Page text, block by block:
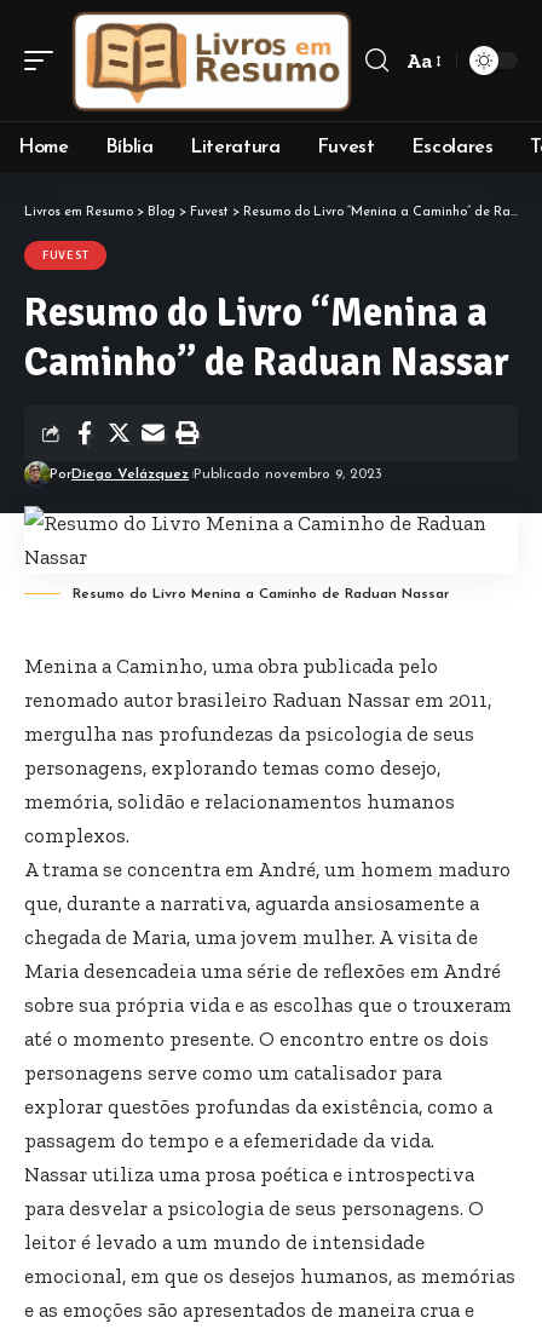
Font
Aa
Home Bíblia Literatura Fuvest Escolares
Livros em Resumo > Blog > Fuvest > Resumo do Livro “Menina a Caminho” de Raduan Nassar
FUVEST
Resumo do Livro “Menina a
Caminho” de Raduan Nassar
PorDiego Velázquez Publicado novembro 9, 2023
Resumo do Livro Menina a Caminho de Raduan Nassar
Menina a Caminho, uma obra publicada pelo
renomado autor brasileiro Raduan Nassar em 2011,
mergulha nas profundezas da psicologia de seus
personagens, explorando temas como desejo,
memória, solidão e relacionamentos humanos
complexos.
A trama se concentra em André, um homem maduro
que, durante a narrativa, aguarda ansiosamente a
chegada de Maria, uma jovem mulher. A visita de
Maria desencadeia uma série de reflexões em André
sobre sua própria vida e as escolhas que o trouxeram
até o momento presente. O encontro entre os dois
personagens serve como um catalisador para
explorar questões profundas da existência, como a
passagem do tempo e a efemeridade da vida.
Nassar utiliza uma prosa poética e introspectiva
para desvelar a psicologia de seus personagens. O
leitor é levado a um mundo de intensidade
emocional, em que os desejos humanos, as memórias
e as emoções são apresentados de maneira crua e